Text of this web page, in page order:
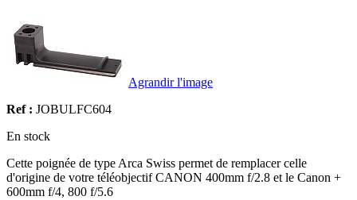
Agrandir l'image
Ref : JOBULFC604
En stock
Cette poignée de type Arca Swiss permet de remplacer celle
d'origine de votre téléobjectif CANON 400mm f/2.8 et le Canon +
600mm f/4, 800 f/5.6